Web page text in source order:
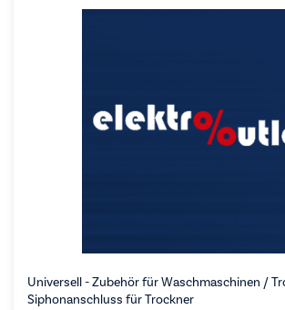
Universell - Zubehör für Waschmaschinen /
Siphonanschluss für Trockner